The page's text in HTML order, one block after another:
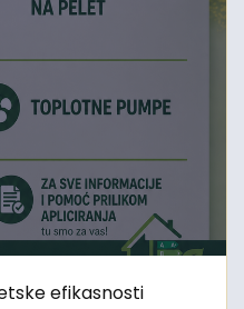
efikasnosti